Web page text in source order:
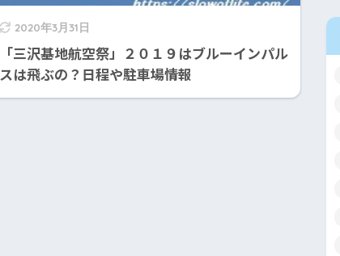
2020年3月31日
「三沢基地航空祭」２０１９はブルーインパル
スは飛ぶの？日程や駐車場情報